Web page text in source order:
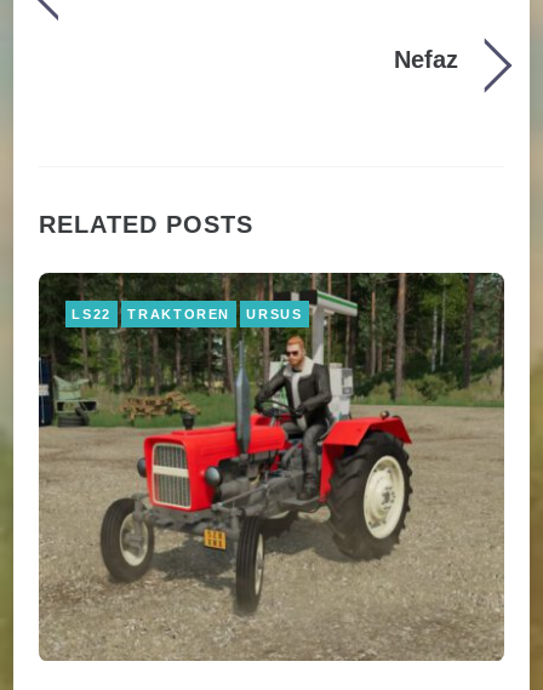
Nefaz
RELATED POSTS
LS22 TRAKTOREN URSUS